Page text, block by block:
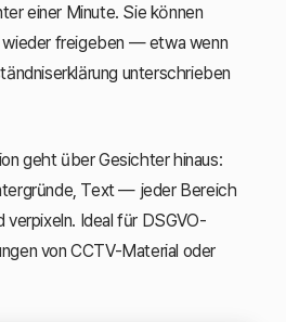
einer Minute. Sie können
wieder freigeben — etwa wenn
unterschrieben
geht über Gesichter hinaus:
Text — jeder Bereich
verpixeln. Ideal für DSGVO-
von CCTV-Material oder